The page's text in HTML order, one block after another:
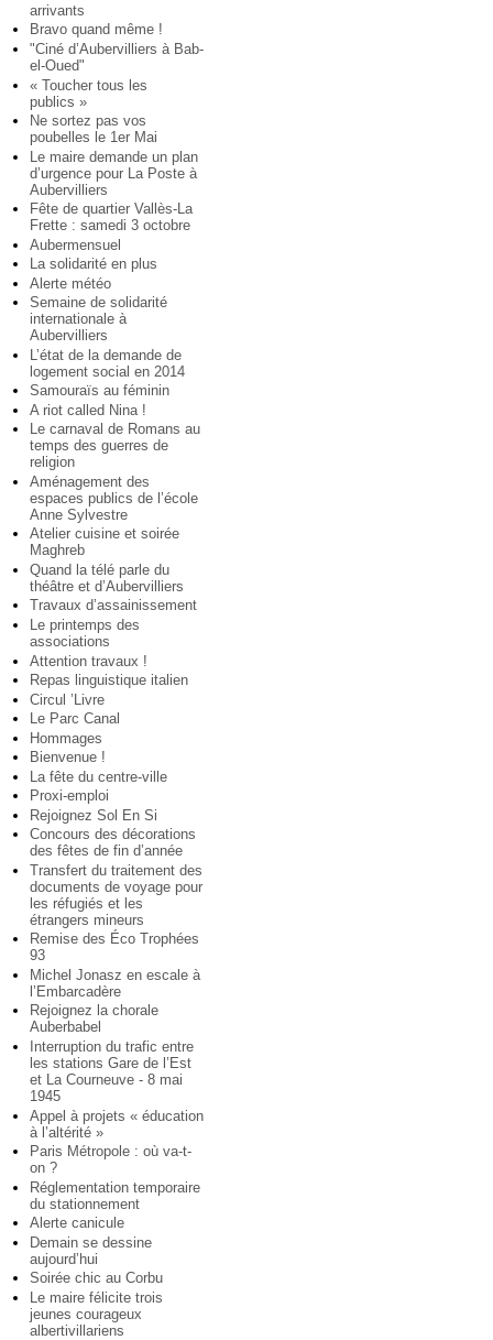
arrivants
Bravo quand même !
"Ciné d’Aubervilliers à Bab-
el-Oued"
« Toucher tous les
publics »
Ne sortez pas vos
poubelles le 1er Mai
Le maire demande un plan
d’urgence pour La Poste à
Aubervilliers
Fête de quartier Vallès-La
Frette : samedi 3 octobre
Aubermensuel
La solidarité en plus
Alerte météo
Semaine de solidarité
internationale à
Aubervilliers
L’état de la demande de
logement social en 2014
Samouraïs au féminin
A riot called Nina !
Le carnaval de Romans au
temps des guerres de
religion
Aménagement des
espaces publics de l’école
Anne Sylvestre
Atelier cuisine et soirée
Maghreb
Quand la télé parle du
théâtre et d’Aubervilliers
Travaux d’assainissement
Le printemps des
associations
Attention travaux !
Repas linguistique italien
Circul ’Livre
Le Parc Canal
Hommages
Bienvenue !
La fête du centre-ville
Proxi-emploi
Rejoignez Sol En Si
Concours des décorations
des fêtes de fin d’année
Transfert du traitement des
documents de voyage pour
les réfugiés et les
étrangers mineurs
Remise des Éco Trophées
93
Michel Jonasz en escale à
l’Embarcadère
Rejoignez la chorale
Auberbabel
Interruption du trafic entre
les stations Gare de l’Est
et La Courneuve - 8 mai
1945
Appel à projets « éducation
à l’altérité »
Paris Métropole : où va-t-
on ?
Réglementation temporaire
du stationnement
Alerte canicule
Demain se dessine
aujourd’hui
Soirée chic au Corbu
Le maire félicite trois
jeunes courageux
albertivillariens